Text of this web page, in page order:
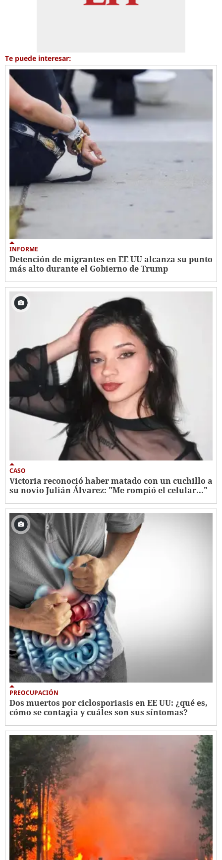
Te puede interesar:
INFORME
Detención de migrantes en EE UU alcanza su punto
más alto durante el Gobierno de Trump
CASO
Victoria reconoció haber matado con un cuchillo a
su novio Julián Álvarez: "Me rompió el celular..."
PREOCUPACIÓN
Dos muertos por ciclosporiasis en EE UU: ¿qué es,
cómo se contagia y cuáles son sus síntomas?